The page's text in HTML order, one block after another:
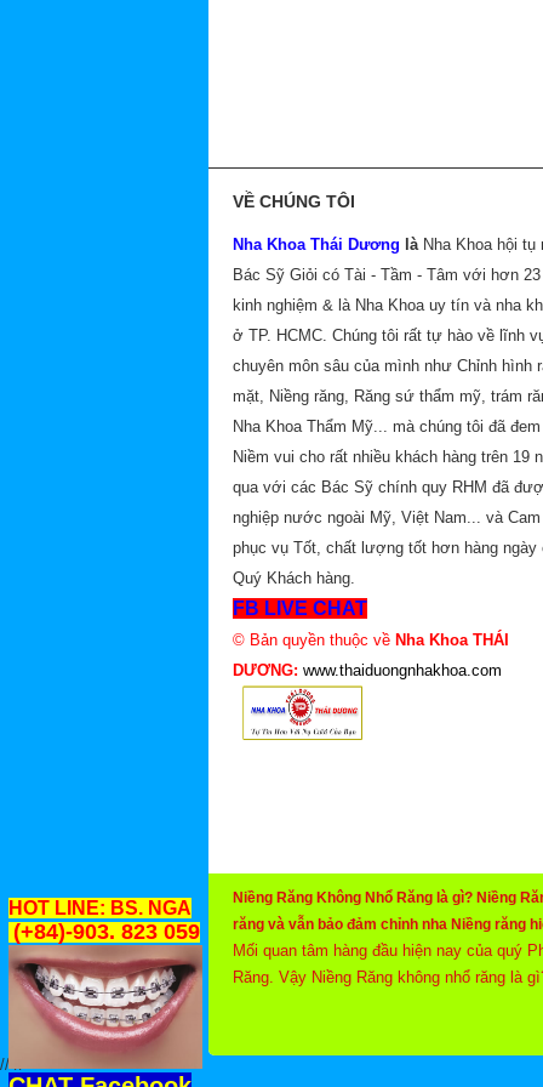
Niềng Răng Không Nhổ Răng là gì? Niềng
răng và vẫn bảo đảm chỉnh nha Niềng răng
Mối quan tâm hàng đầu hiện nay của quý
Răng. Vậy Niềng Răng không nhổ răng là
ích, chất lượng tốt nhất hiện nay tại Nha
VỀ CHÚNG TÔI
Nha Khoa Thái Dương là Nha Khoa hội tụ
Bác Sỹ Giỏi có Tài - Tầm - Tâm với hơn
kinh nghiệm & là Nha Khoa uy tín và nha
ở TP. HCMC. Chúng tôi rất tự hào về lĩnh
chuyên môn sâu của mình như Chỉnh hình
mặt, Niềng răng, Răng sứ thẩm mỹ, trám
Nha Khoa Thẩm Mỹ... mà chúng tôi đã
Niềm vui cho rất nhiều khách hàng trên 19
qua với các Bác Sỹ chính quy RHM đã
nghiệp nước ngoài Mỹ, Việt Nam... và
phục vụ Tốt, chất lượng tốt hơn hàng ngày
Quý Khách hàng.
FB LIVE CHAT
© Bản quyền thuộc về Nha Khoa THÁI
DƯƠNG: www.thaiduongnhakhoa.com
HOT LINE: BS. NGA
(+84)-903. 823 059
////